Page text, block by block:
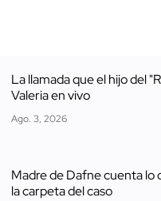
La llamada que el hijo del
Valeria en vivo
Ago. 3, 2026
Madre de Dafne cuenta lo
la carpeta del caso